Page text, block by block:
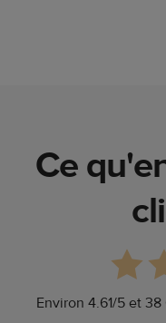
Ce
Environ 4.61/5 et